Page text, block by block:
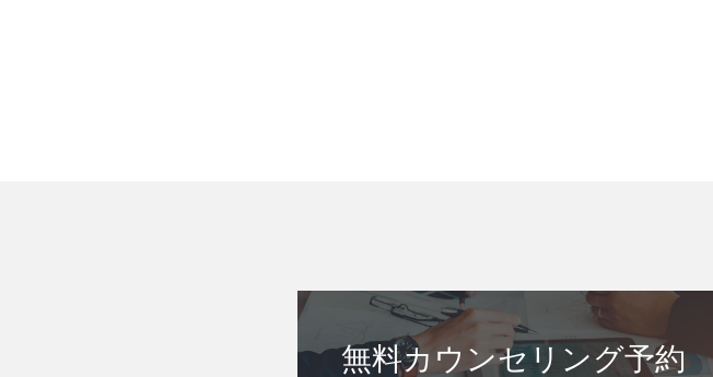
無料カウンセリング予約